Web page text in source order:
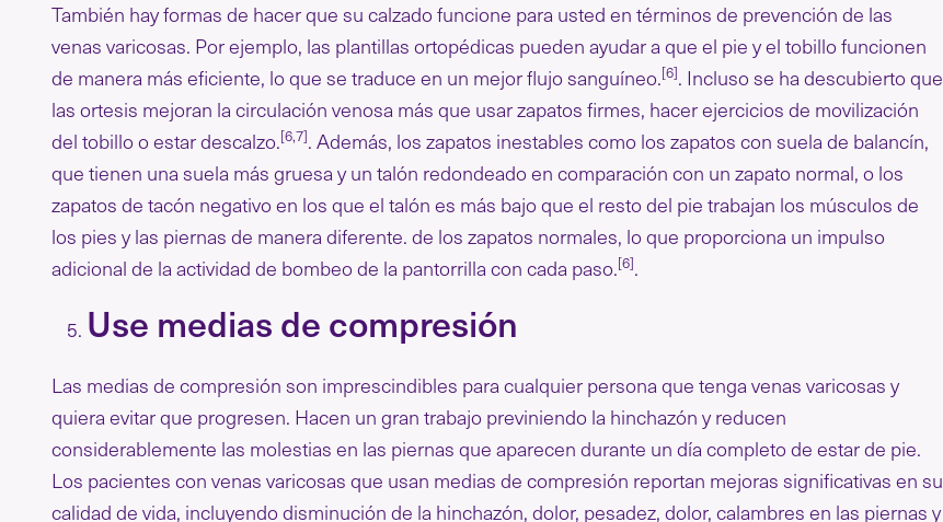
También hay formas de hacer que su calzado funcione para usted en términos de prevención de las
venas varicosas. Por ejemplo, las plantillas ortopédicas pueden ayudar a que el pie y el tobillo funcionen
de manera más eficiente, lo que se traduce en un mejor flujo sanguíneo.[6]. Incluso se ha descubierto que
las ortesis mejoran la circulación venosa más que usar zapatos firmes, hacer ejercicios de movilización
del tobillo o estar descalzo.[6,7]. Además, los zapatos inestables como los zapatos con suela de balancín,
que tienen una suela más gruesa y un talón redondeado en comparación con un zapato normal, o los
zapatos de tacón negativo en los que el talón es más bajo que el resto del pie trabajan los músculos de
los pies y las piernas de manera diferente. de los zapatos normales, lo que proporciona un impulso
adicional de la actividad de bombeo de la pantorrilla con cada paso.[6].
Use medias de compresión
Las medias de compresión son imprescindibles para cualquier persona que tenga venas varicosas y
quiera evitar que progresen. Hacen un gran trabajo previniendo la hinchazón y reducen
considerablemente las molestias en las piernas que aparecen durante un día completo de estar de pie.
Los pacientes con venas varicosas que usan medias de compresión reportan mejoras significativas en su
calidad de vida, incluyendo disminución de la hinchazón, dolor, pesadez, dolor, calambres en las piernas y